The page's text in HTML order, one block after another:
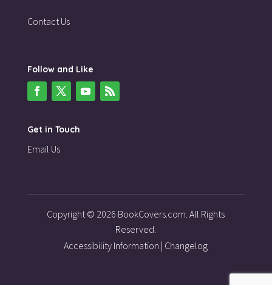
Contact Us
Follow and Like
Get in Touch
Email Us
Copyright © 2026 BookCovers.com. All Rights
Reserved.
Accessibility Information | Changelog